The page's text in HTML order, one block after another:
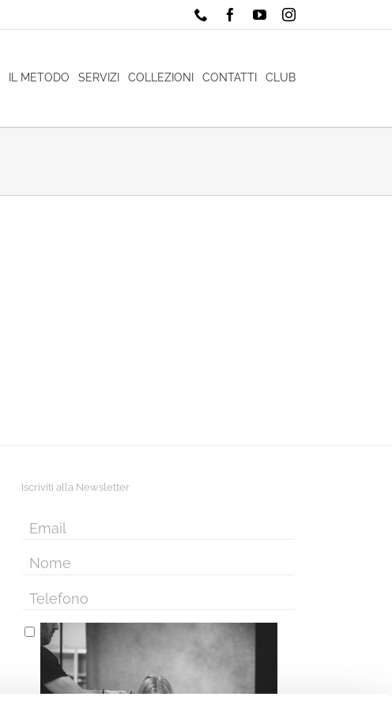
Phone Facebook
YouTubeInstagram
IL METODO SERVIZI COLLEZIONI CONTATTI CLUB
Iscriviti alla Newsletter